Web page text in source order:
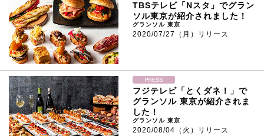
TBSテレビ「Nスタ」でグラン
ソル東京が紹介されました！
グランソル 東京
2020/07/27（月）リリース
フジテレビ「とくダネ！」で
グランソル 東京が紹介されま
した！
グランソル 東京
2020/08/04（火）リリース